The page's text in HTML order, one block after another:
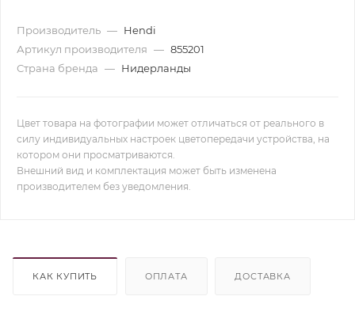
Производитель — Hendi
Артикул производителя — 855201
Страна бренда — Нидерланды
Цвет товара на фотографии может отличаться от реального в
силу индивидуальных настроек цветопередачи устройства, на
котором они просматриваются.
Внешний вид и комплектация может быть изменена
производителем без уведомления.
КАК КУПИТЬ ОПЛАТА ДОСТАВКА